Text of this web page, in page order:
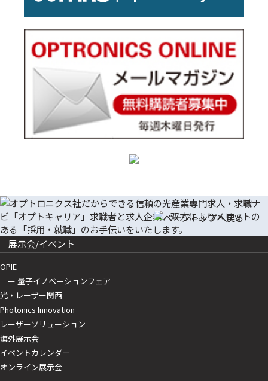
展示会/イベント
OPIE
ー 量子イノベーションフェア
光・レーザー関西
Photonics Innovation
レーザーソリューション
海外展示会
イベントカレンダー
オンライン展示会